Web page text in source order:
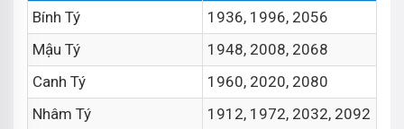
Bính Tý
1936, 1996, 2056
Mậu Tý
1948, 2008, 2068
Canh Tý
1960, 2020, 2080
Nhâm Tý
1912, 1972, 2032, 2092